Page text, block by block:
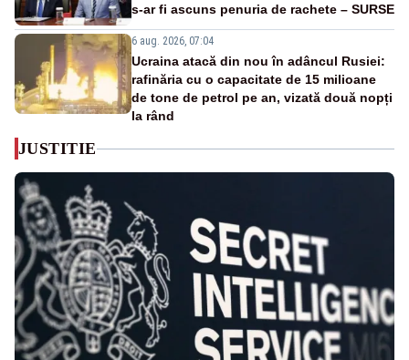
s-ar fi ascuns penuria de rachete – SURSE
6 aug. 2026, 07:04
Ucraina atacă din nou în adâncul Rusiei:
rafinăria cu o capacitate de 15 milioane
de tone de petrol pe an, vizată două nopți
la rând
JUSTITIE